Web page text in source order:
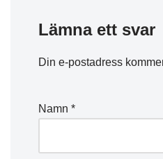
Lämna ett svar
Din e-postadress
Namn *